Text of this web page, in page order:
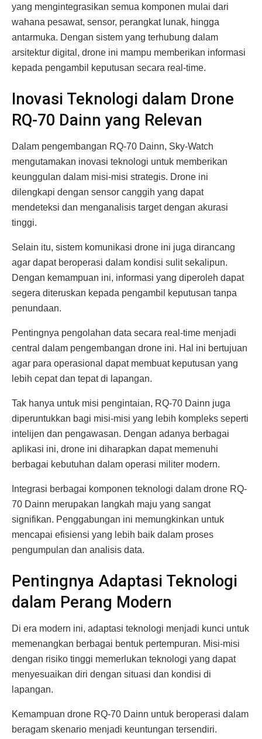
yang mengintegrasikan semua komponen mulai dari
wahana pesawat, sensor, perangkat lunak, hingga
antarmuka. Dengan sistem yang terhubung dalam
arsitektur digital, drone ini mampu memberikan informasi
kepada pengambil keputusan secara real-time.
Inovasi Teknologi dalam Drone
RQ-70 Dainn yang Relevan
Dalam pengembangan RQ-70 Dainn, Sky-Watch
mengutamakan inovasi teknologi untuk memberikan
keunggulan dalam misi-misi strategis. Drone ini
dilengkapi dengan sensor canggih yang dapat
mendeteksi dan menganalisis target dengan akurasi
tinggi.
Selain itu, sistem komunikasi drone ini juga dirancang
agar dapat beroperasi dalam kondisi sulit sekalipun.
Dengan kemampuan ini, informasi yang diperoleh dapat
segera diteruskan kepada pengambil keputusan tanpa
penundaan.
Pentingnya pengolahan data secara real-time menjadi
central dalam pengembangan drone ini. Hal ini bertujuan
agar para operasional dapat membuat keputusan yang
lebih cepat dan tepat di lapangan.
Tak hanya untuk misi pengintaian, RQ-70 Dainn juga
diperuntukkan bagi misi-misi yang lebih kompleks seperti
intelijen dan pengawasan. Dengan adanya berbagai
aplikasi ini, drone ini diharapkan dapat memenuhi
berbagai kebutuhan dalam operasi militer modern.
Integrasi berbagai komponen teknologi dalam drone RQ-
70 Dainn merupakan langkah maju yang sangat
signifikan. Penggabungan ini memungkinkan untuk
mencapai efisiensi yang lebih baik dalam proses
pengumpulan dan analisis data.
Pentingnya Adaptasi Teknologi
dalam Perang Modern
Di era modern ini, adaptasi teknologi menjadi kunci untuk
memenangkan berbagai bentuk pertempuran. Misi-misi
dengan risiko tinggi memerlukan teknologi yang dapat
menyesuaikan diri dengan situasi dan kondisi di
lapangan.
Kemampuan drone RQ-70 Dainn untuk beroperasi dalam
beragam skenario menjadi keuntungan tersendiri.